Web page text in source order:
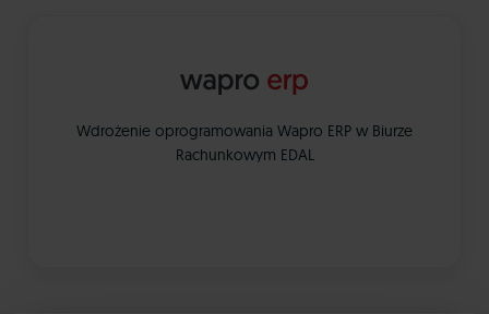
Wdrożenie oprogramowania Wapro ERP w Biurze
Rachunkowym EDAL